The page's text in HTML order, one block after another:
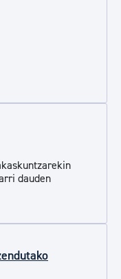
dauden